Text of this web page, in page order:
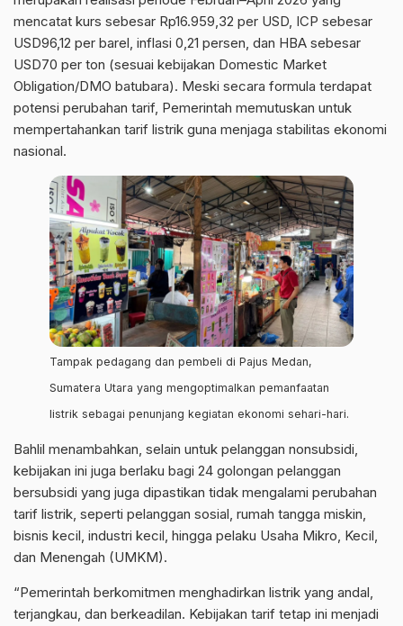
mencatat kurs sebesar Rp16.959,32 per USD, ICP sebesar
USD96,12 per barel, inflasi 0,21 persen, dan HBA sebesar
USD70 per ton (sesuai kebijakan Domestic Market
Obligation/DMO batubara). Meski secara formula terdapat
potensi perubahan tarif, Pemerintah memutuskan untuk
mempertahankan tarif listrik guna menjaga stabilitas ekonomi
nasional.
Tampak pedagang dan pembeli di Pajus Medan,
Sumatera Utara yang mengoptimalkan pemanfaatan
listrik sebagai penunjang kegiatan ekonomi sehari-hari.
Bahlil menambahkan, selain untuk pelanggan nonsubsidi,
kebijakan ini juga berlaku bagi 24 golongan pelanggan
bersubsidi yang juga dipastikan tidak mengalami perubahan
tarif listrik, seperti pelanggan sosial, rumah tangga miskin,
bisnis kecil, industri kecil, hingga pelaku Usaha Mikro, Kecil,
dan Menengah (UMKM).
“Pemerintah berkomitmen menghadirkan listrik yang andal,
terjangkau, dan berkeadilan. Kebijakan tarif tetap ini menjadi